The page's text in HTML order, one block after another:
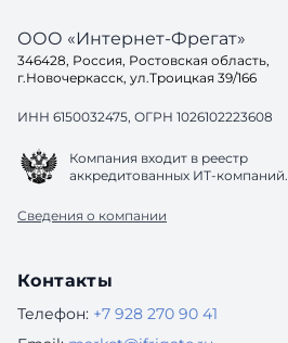
ООО «Интернет-Фрегат»
346428, Россия, Ростовская область,
г.Новочеркасск, ул.Троицкая 39/166
ИНН 6150032475, ОГРН 1026102223608
Компания входит в реестр
аккредитованных ИТ-компаний.
Сведения о компании
Контакты
Телефон: +7 928 270 90 41